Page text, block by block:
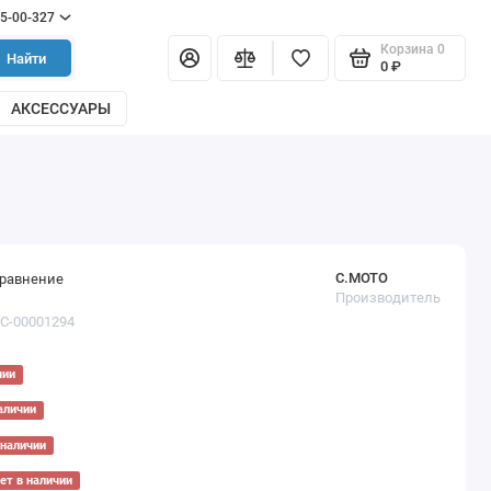
00-327
Найти
Корзина 0
0 ₽
АКСЕССУАРЫ
00001294
С.МОТО
Производитель
в наличии